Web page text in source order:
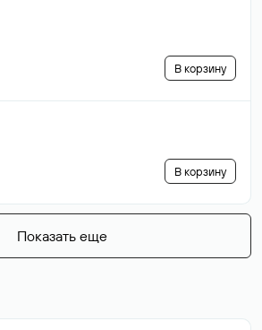
В корзину
В корзину
Показать еще